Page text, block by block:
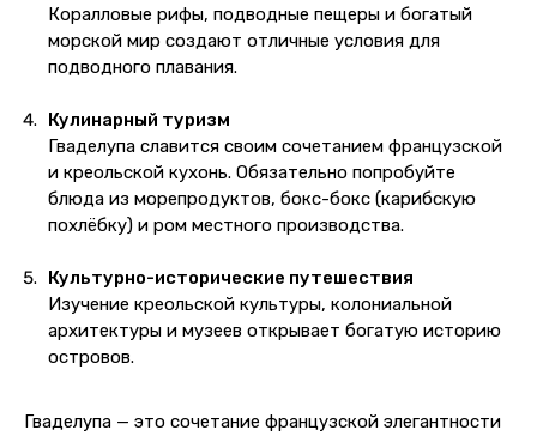
Коралловые рифы, подводные пещеры и богатый
морской мир создают отличные условия для
подводного плавания.
Кулинарный туризм
Гваделупа славится своим сочетанием французской
и креольской кухонь. Обязательно попробуйте
блюда из морепродуктов, бокс-бокс (карибскую
похлёбку) и ром местного производства.
Культурно-исторические путешествия
Изучение креольской культуры, колониальной
архитектуры и музеев открывает богатую историю
островов.
Гваделупа — это сочетание французской элегантности